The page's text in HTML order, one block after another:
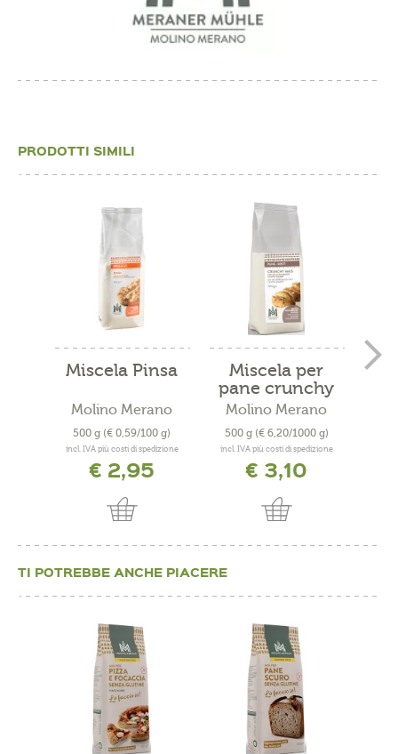
PRODOTTI SIMILI
Miscela Pinsa
Molino Merano
500 g (€ 0,59/100 g)
incl. IVA più costi di spedizione
€ 2,95
Miscela per
pane crunchy
mais
Molino Merano
500 g (€ 6,20/1000 g)
incl. IVA più costi di spedizione
€ 3,10
TI POTREBBE ANCHE PIACERE